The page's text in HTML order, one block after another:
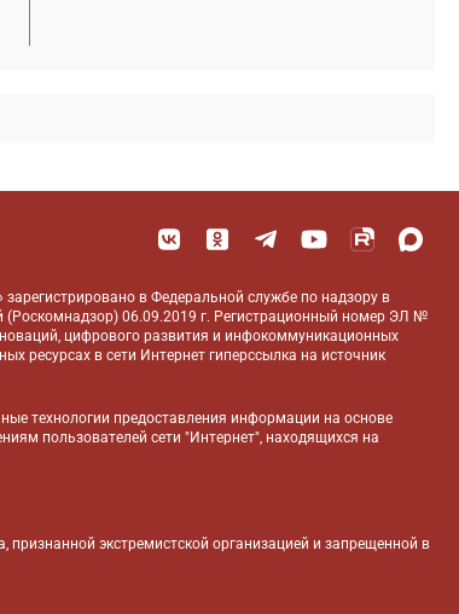
в Федеральной службе по надзору в
06.09.2019 г. Регистрационный номер ЭЛ №
цифрового развития и инфокоммуникационных
ресурсах в сети Интернет гиперссылка на источник
технологии предоставления информации на основе
пользователей сети "Интернет", находящихся на
экстремистской организацией и запрещенной в